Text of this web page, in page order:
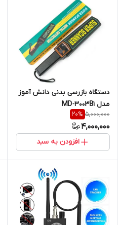
دستگاه بازرسی بدنی دانش آموز
مدل MD-3003B1
5,000,000
20%
4,000,000
افزودن به سبد